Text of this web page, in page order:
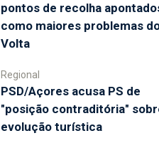
pontos de recolha
como maiores problemas
Volta
Regional
PSD/Açores acusa PS de
"posição contraditória"
evolução turística